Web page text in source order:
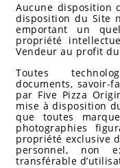
Aucune disposition
disposition du Site
emportant un
propriété
Vendeur au profit
Toutes
documents, savoir-
par Five Pizza
mise à disposition
que toutes
photographies
propriété exclusive
personnel, non
transférable